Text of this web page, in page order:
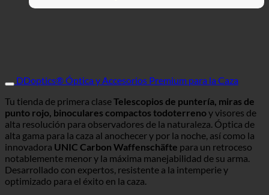
DDoptics® Óptica y Accesorios Premium para la Caza
Tu tienda de primera claseTelescopios de puntería, miras de
punto rojo, binoculares compactos todoterrenoy visores de
alta resolución para observadores de la naturaleza. Óptica de
alta gama para la caza al anochecer y por la noche, así como la
innovadora UNIC Carbon Waffenschäfte para un retroceso
notablemente menor y la máxima manejabilidad de su arma.
Desarrollado con expertos, resistente a la intemperie y
optimizado para el éxito en la caza.